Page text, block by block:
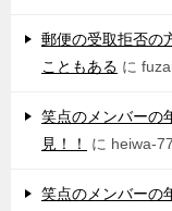
郵便の受取拒否の
こともある に
笑点のメンバーの
見！！
に heiwa-
笑点のメンバーの